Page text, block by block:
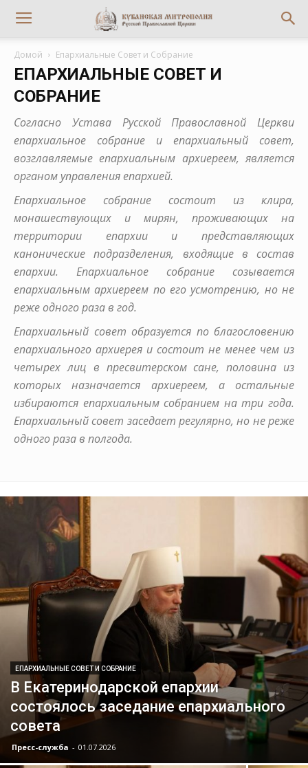
Домой Епархиальные Совет и Собрание
ЕПАРХИАЛЬНЫЕ СОВЕТ И
СОБРАНИЕ
Согласно Устава Русской Православной Церкви
епархиальное собрание и епархиальный совет,
возглавляемые епархиальным архиереем, является
органом управления епархией.
Епархиальное собрание состоит из клира,
монашествующих и мирян, проживающих на
территории епархии и представляющих
канонические подразделения, входящие в состав
епархии. Епархиальное собрание созывается
епархиальным архиереем по его усмотрению, но не
реже одного раза в год.
Епархиальный совет образуется по благословению
епархиального архиерея и состоит не менее чем из
четырех лиц в пресвитерском сане, половина из
которых назначается архиереем, а остальные
избираются епархиальным собранием на три года.
Епархиальный совет заседает регулярно, но не реже
одного раза в полгода.
ЕПАРХИАЛЬНЫЕ СОВЕТ И СОБРАНИЕ
В Екатеринодарской епархии
состоялось заседание епархиального
совета
Пресс-служба - 01.07.2026